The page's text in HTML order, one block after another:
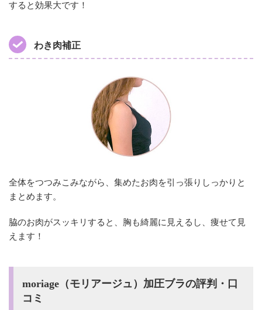
すると効果大です！
わき肉補正
全体をつつみこみながら、集めたお肉を引っ張りしっかりと
まとめます。
脇のお肉がスッキリすると、胸も綺麗に見えるし、痩せて見
えます！
moriage（モリアージュ）加圧ブラの評判・口
コミ